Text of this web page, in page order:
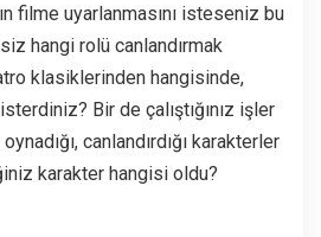
filme uyarlanmasını isteseniz bu
hangi rolü canlandırmak
klasiklerinden hangisinde,
Bir de çalıştığınız işler
canlandırdığı karakterler
karakter hangisi oldu?